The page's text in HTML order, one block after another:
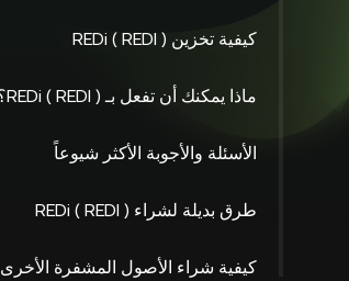
كيفية تخزين REDi ( REDI )
ماذا يمكنك أن تفعل بـ REDi ( REDI )؟
الأسئلة والأجوبة الأكثر شيوعاً
طرق بديلة لشراء REDi ( REDI )
كيفية شراء الأصول المشفرة الأخرى